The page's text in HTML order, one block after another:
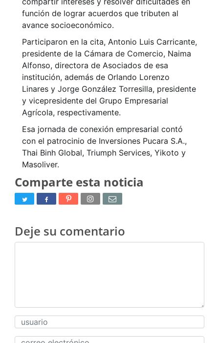
función de lograr acuerdos que tributen al
avance socioeconómico.
Participaron en la cita, Antonio Luis Carricante,
presidente de la Cámara de Comercio, Naima
Alfonso, directora de Asociados de esa
institución, además de Orlando Lorenzo
Linares y Jorge González Torresilla, presidente
y vicepresidente del Grupo Empresarial
Agrícola, respectivamente.
Esa jornada de conexión empresarial contó
con el patrocinio de Inversiones Pucara S.A.,
Thai Binh Global, Triumph Services, Yikoto y
Masoliver.
Comparte esta noticia
Deje su comentario